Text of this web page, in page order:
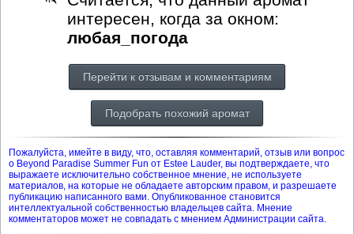
интересен, когда за окном:
любая_погода
Перейти к отзывам и комментариям
Подобрать похожий аромат
Пожалуйста, имейте в виду, что, оставляя комментарий, отзыв или вопрос
о Beyond Paradise Summer Fun от Estee Lauder, вы подтверждаете, что
выражаете исключительно собственное мнение, не используете
материалов, на которые не обладаете авторским правом, и разрешаете
публикацию написанного вами. Опубликованное становится
интеллектуальной собственностью владельцев сайта. Мнение
комментаторов может не совпадать с мнением Администрации сайта.